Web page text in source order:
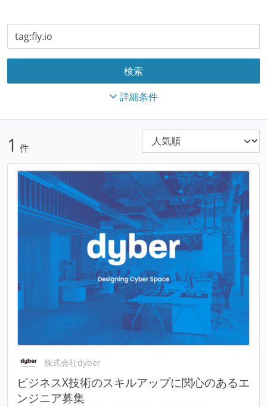
詳細条件
1 件
株式会社dyber
ビジネスX技術のスキルアップに関心のあるエ
ンジニア募集